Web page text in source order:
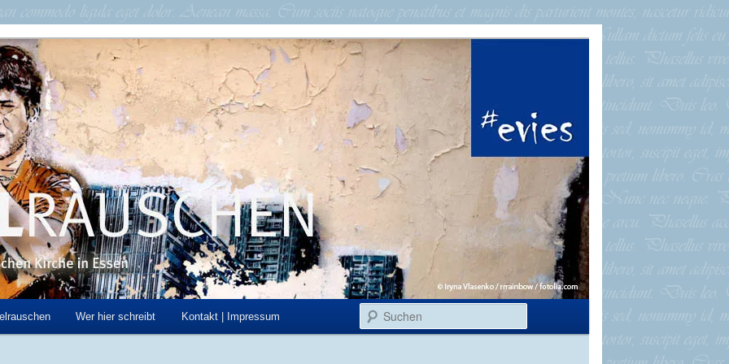
Kirche in Essen
Wer hier schreibt Kontakt | Impressum